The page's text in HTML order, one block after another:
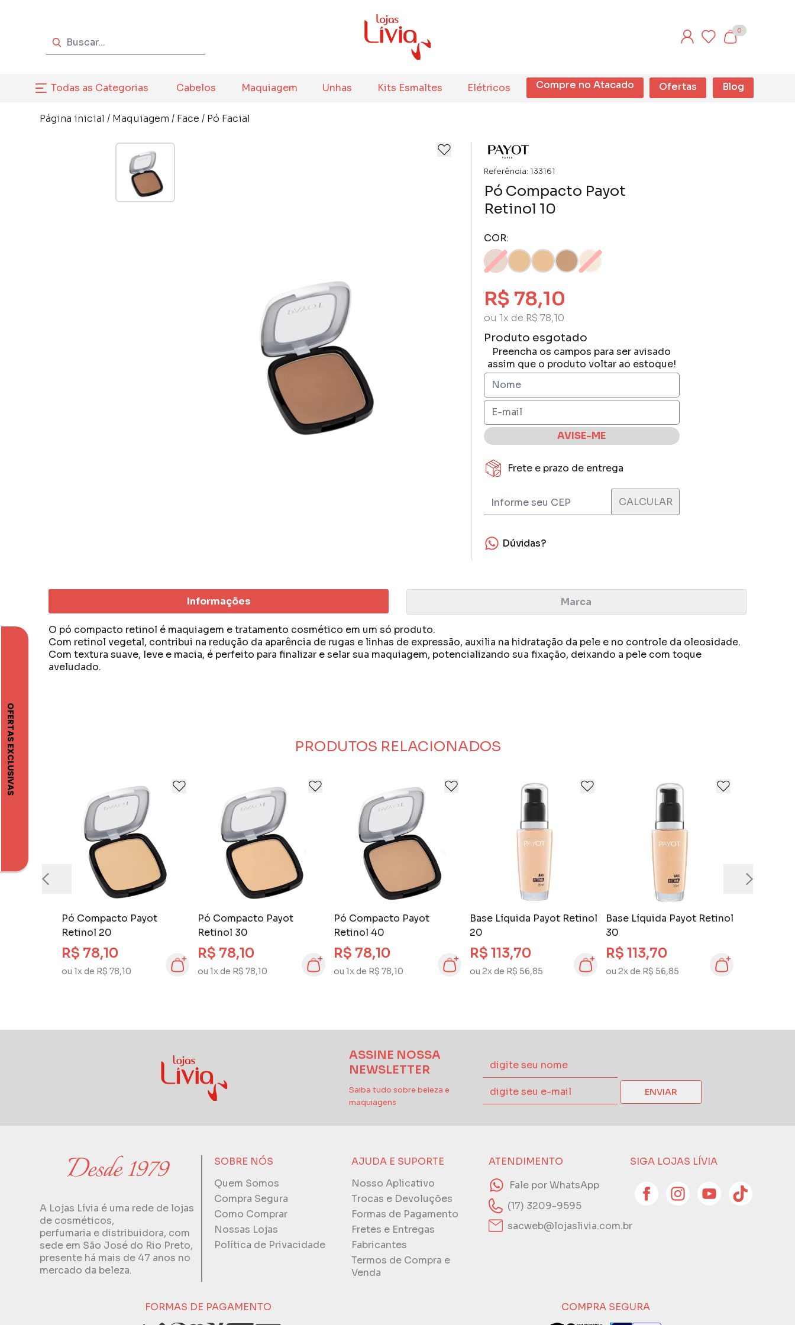
0
Todas as Categorias Cabelos Maquiagem Unhas Kits Esmaltes Elétricos Compre no Atacado Ofertas Blog
Página inicial / Maquiagem / Face / Pó Facial
Referência: 133161
Pó Compacto Payot
Retinol 10
COR:
R$ 78,10
ou 1x de R$ 78,10
Produto esgotado
Preencha os campos para ser avisado
assim que o produto voltar ao estoque!
AVISE-ME
Frete e prazo de entrega
Dúvidas?
Informações Marca
O pó compacto retinol é maquiagem e tratamento cosmético em um só produto.
Com retinol vegetal, contribui na redução da aparência de rugas e linhas de expressão, auxilia na hidratação da pele e no controle da oleosidade.
Com textura suave, leve e macia, é perfeito para finalizar e selar sua maquiagem, potencializando sua fixação, deixando a pele com toque
aveludado.
PRODUTOS RELACIONADOS
Pó Compacto Payot
Retinol 20
R$ 78,10
ou 1x de R$ 78,10
Pó Compacto Payot
Retinol 30
R$ 78,10
ou 1x de R$ 78,10
Pó Compacto Payot
Retinol 40
R$ 78,10
ou 1x de R$ 78,10
Base Líquida Payot Retinol
20
R$ 113,70
ou 2x de R$ 56,85
Base Líquida Payot Retinol
30
R$ 113,70
ou 2x de R$ 56,85
ASSINE NOSSA
NEWSLETTER
Saiba tudo sobre beleza e
maquiagens
ENVIAR
A Lojas Lívia é uma rede de lojas
de cosméticos,
perfumaria e distribuidora, com
sede em São José do Rio Preto,
presente há mais de 47 anos no
mercado da beleza.
SOBRE NÓS
Quem Somos
Compra Segura
Como Comprar
Nossas Lojas
Política de Privacidade
AJUDA E SUPORTE
Nosso Aplicativo
Trocas e Devoluções
Formas de Pagamento
Fretes e Entregas
Fabricantes
Termos de Compra e
Venda
ATENDIMENTO
Fale por WhatsApp
(17) 3209-9595
sacweb@lojaslivia.com.br
SIGA LOJAS LÍVIA
FORMAS DE PAGAMENTO COMPRA SEGURA